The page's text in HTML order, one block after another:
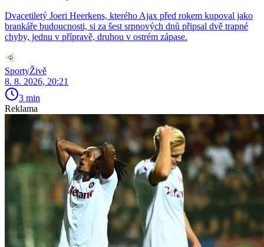
Dvacetiletý Joeri Heerkens, kterého Ajax před rokem kupoval jako
brankáře budoucnosti, si za šest srpnových dnů připsal dvě trapné
chyby, jednu v přípravě, druhou v ostrém zápase.
SportyŽivě
8. 8. 2026, 20:21
3 min
Reklama